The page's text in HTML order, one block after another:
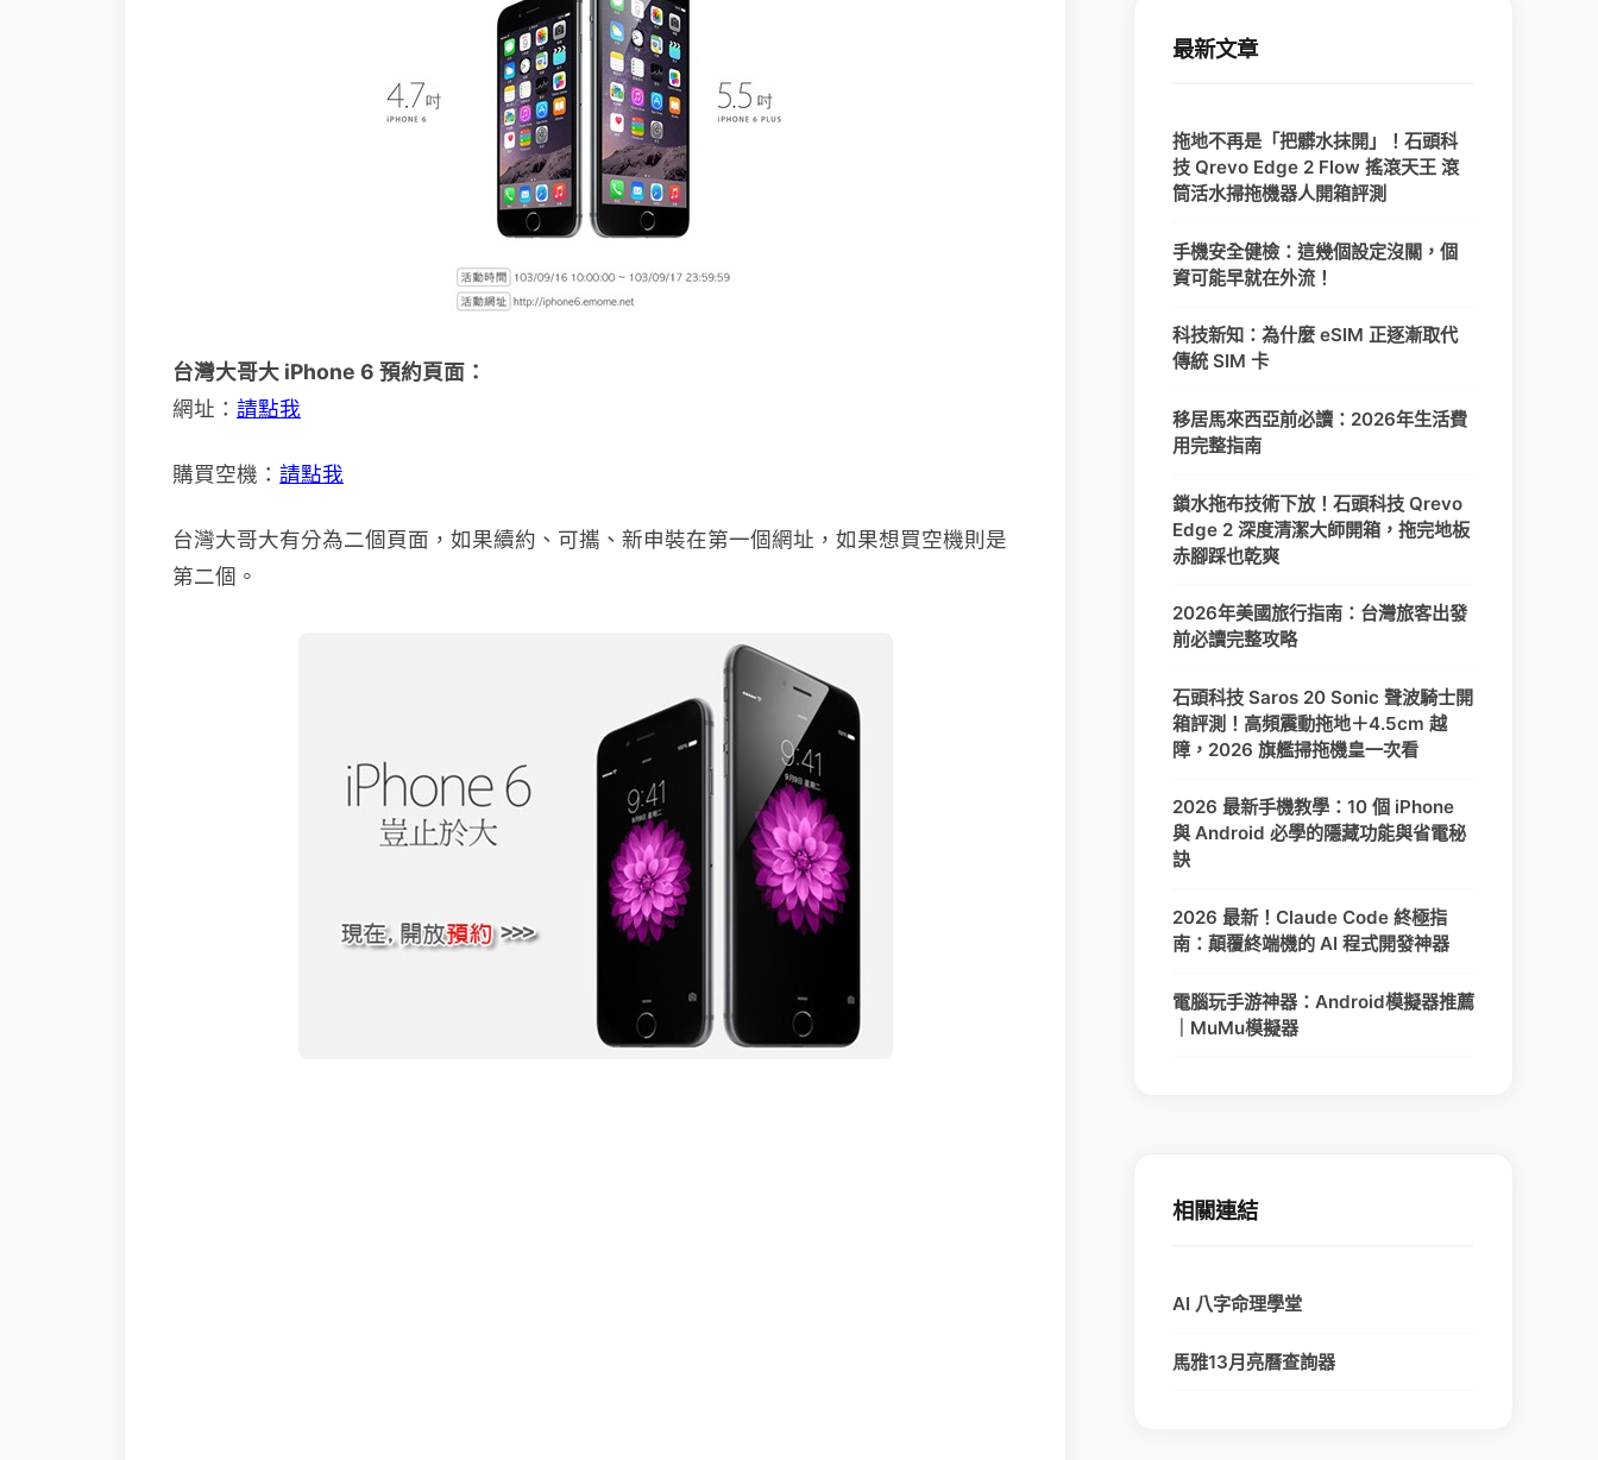
台灣大哥大 iPhone 6 預約頁面：
網址： 請點我
購買空機： 請點我
台灣大哥大有分為二個頁面，如果續約、可攜、新申裝在第一個網址，如果想買空機則是
第二個。
最新文章
拖地不再是「把髒水抹開」！石頭科
技 Qrevo Edge 2 Flow 搖滾天王 滾
筒活水掃拖機器人開箱評測
手機安全健檢：這幾個設定沒關，個
資可能早就在外流！
科技新知：為什麼 eSIM 正逐漸取代
傳統 SIM 卡
移居馬來西亞前必讀：2026年生活費
用完整指南
鎖水拖布技術下放！石頭科技 Qrevo
Edge 2 深度清潔大師開箱，拖完地板
赤腳踩也乾爽
2026年美國旅行指南：台灣旅客出發
前必讀完整攻略
石頭科技 Saros 20 Sonic 聲波騎士開
箱評測！高頻震動拖地＋4.5cm 越
障，2026 旗艦掃拖機皇一次看
2026 最新手機教學：10 個 iPhone
與 Android 必學的隱藏功能與省電秘
訣
2026 最新！Claude Code 終極指
南：顛覆終端機的 AI 程式開發神器
電腦玩手游神器：Android模擬器推薦
｜MuMu模擬器
相關連結
AI 八字命理學堂
馬雅13月亮曆查詢器